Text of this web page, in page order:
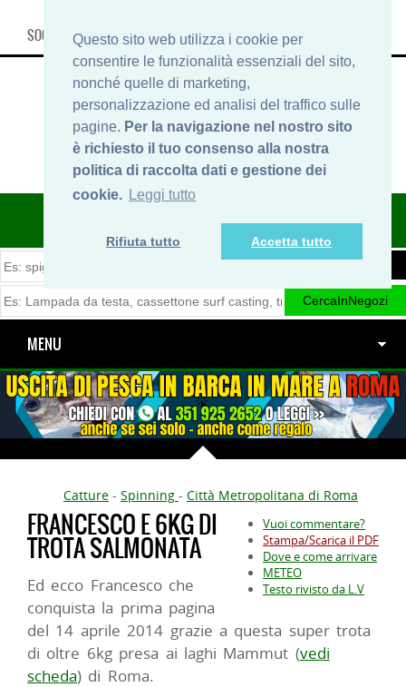
Questo sito web utilizza i cookie per
consentire le funzionalità essenziali del sito,
nonché quelle di marketing,
personalizzazione ed analisi del traffico sulle
pagine. Per la navigazione nel nostro sito
è richiesto il tuo consenso alla nostra
politica di raccolta dati e gestione dei
cookie. Leggi tutto
Rifiuta tutto Accetta tutto
SOCIAL, INFO & SHOP
ITINERARIDIPESCA.IT
MENU
Catture - Spinning - Città Metropolitana di Roma
Vuoi commentare?
Stampa/Scarica il PDF
Dove e come arrivare
METEO
Testo rivisto da L.V
FRANCESCO E 6KG DI
TROTA SALMONATA
Ed ecco Francesco che
conquista la prima pagina
del 14 aprile 2014 grazie a questa super trota
di oltre 6kg presa ai laghi Mammut (vedi
scheda) di Roma.